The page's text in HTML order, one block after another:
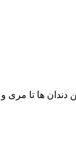
دندان ها تا مری